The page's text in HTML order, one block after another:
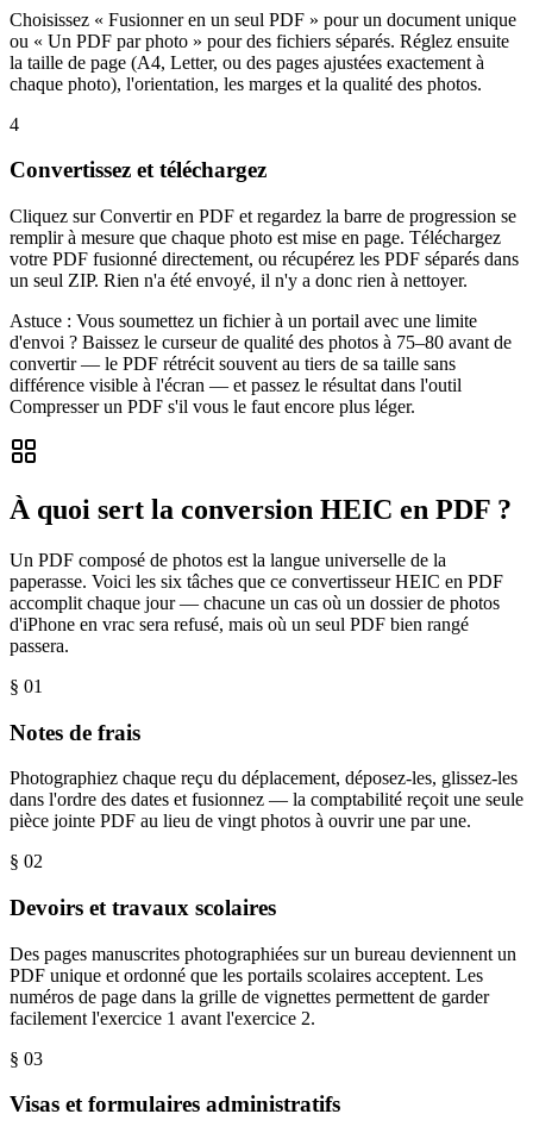
Choisissez « Fusionner en un seul PDF » pour un document unique
ou « Un PDF par photo » pour des fichiers séparés. Réglez ensuite
la taille de page (A4, Letter, ou des pages ajustées exactement à
chaque photo), l'orientation, les marges et la qualité des photos.
4
Convertissez et téléchargez
Cliquez sur Convertir en PDF et regardez la barre de progression se
remplir à mesure que chaque photo est mise en page. Téléchargez
votre PDF fusionné directement, ou récupérez les PDF séparés dans
un seul ZIP. Rien n'a été envoyé, il n'y a donc rien à nettoyer.
Astuce : Vous soumettez un fichier à un portail avec une limite
d'envoi ? Baissez le curseur de qualité des photos à 75–80 avant de
convertir — le PDF rétrécit souvent au tiers de sa taille sans
différence visible à l'écran — et passez le résultat dans l'outil
Compresser un PDF s'il vous le faut encore plus léger.
À quoi sert la conversion HEIC en PDF ?
Un PDF composé de photos est la langue universelle de la
paperasse. Voici les six tâches que ce convertisseur HEIC en PDF
accomplit chaque jour — chacune un cas où un dossier de photos
d'iPhone en vrac sera refusé, mais où un seul PDF bien rangé
passera.
§ 01
Notes de frais
Photographiez chaque reçu du déplacement, déposez-les, glissez-les
dans l'ordre des dates et fusionnez — la comptabilité reçoit une seule
pièce jointe PDF au lieu de vingt photos à ouvrir une par une.
§ 02
Devoirs et travaux scolaires
Des pages manuscrites photographiées sur un bureau deviennent un
PDF unique et ordonné que les portails scolaires acceptent. Les
numéros de page dans la grille de vignettes permettent de garder
facilement l'exercice 1 avant l'exercice 2.
§ 03
Visas et formulaires administratifs